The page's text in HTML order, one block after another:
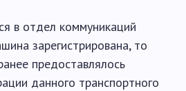
в отдел коммуникаций
зарегистрирована, то
предоставлялось
данного транспортного